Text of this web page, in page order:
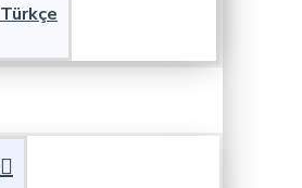
Türkçe